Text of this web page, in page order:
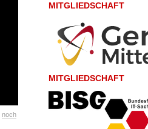
noch
MITGLIEDSCHAFT
MITGLIEDSCHAFT